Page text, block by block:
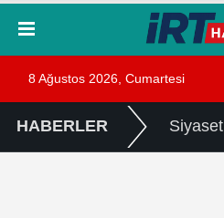
8 Ağustos 2026, Cumartesi
HABERLER Siyaset